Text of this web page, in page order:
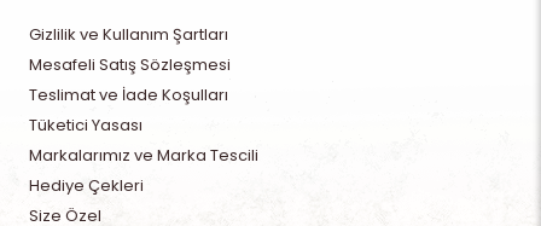
Gizlilik ve Kullanım Şartları
Mesafeli Satış Sözleşmesi
Teslimat ve İade Koşulları
Tüketici Yasası
Markalarımız ve Marka Tescili
Hediye Çekleri
Size Özel